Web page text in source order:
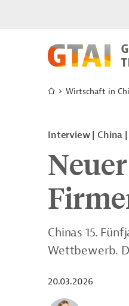
Wirtschaft in
Interview | China
Chinas 15.
Wettbewerb.
20.03.2026